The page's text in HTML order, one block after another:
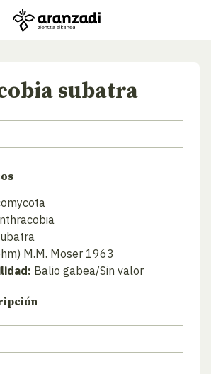
subatra
M.M. Moser 1963
Balio gabea/Sin valor